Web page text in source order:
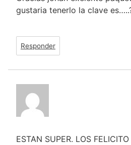
gustaria tenerlo la clave
Responder
ESTAN SUPER. LOS